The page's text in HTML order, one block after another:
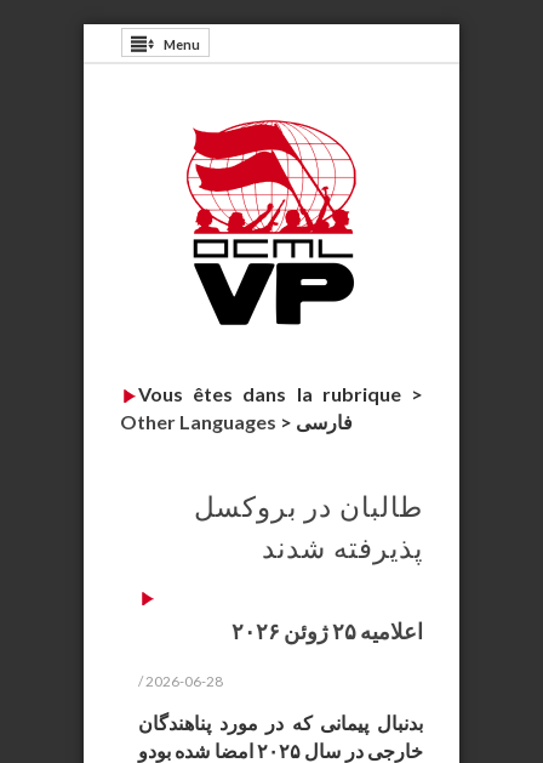
Menu
Vous êtes dans la rubrique >
Other Languages > فارسی
طالبان در بروکسل
پذیرفته شدند
اعلامیه ۲۵ ژوئن ۲۰۲۶
/ 2026-06-28
بدنبال پیمانی که در مورد پناهندگان
خارجی در سال ۲۰۲۵ امضا شده بودو